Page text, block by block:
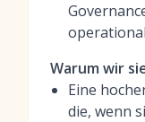
Warum wir
Eine
die, wenn